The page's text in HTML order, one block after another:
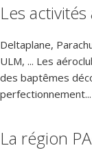
Les
Deltaplane,
ULM, ... Les
des baptêmes
perfectionnement...
La région